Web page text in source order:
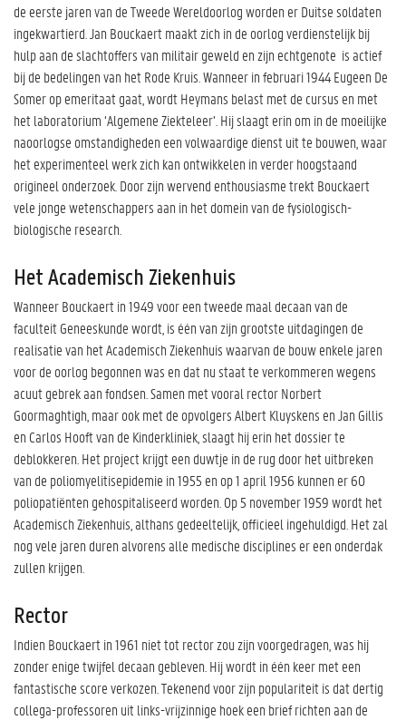
de eerste jaren van de Tweede Wereldoorlog worden er Duitse soldaten
ingekwartierd. Jan Bouckaert maakt zich in de oorlog verdienstelijk bij
hulp aan de slachtoffers van militair geweld en zijn echtgenote is actief
bij de bedelingen van het Rode Kruis. Wanneer in februari 1944 Eugeen De
Somer op emeritaat gaat, wordt Heymans belast met de cursus en met
het laboratorium ‘Algemene Ziekteleer’. Hij slaagt erin om in de moeilijke
naoorlogse omstandigheden een volwaardige dienst uit te bouwen, waar
het experimenteel werk zich kan ontwikkelen in verder hoogstaand
origineel onderzoek. Door zijn wervend enthousiasme trekt Bouckaert
vele jonge wetenschappers aan in het domein van de fysiologisch-
biologische research.
Het Academisch Ziekenhuis
Wanneer Bouckaert in 1949 voor een tweede maal decaan van de
faculteit Geneeskunde wordt, is één van zijn grootste uitdagingen de
realisatie van het Academisch Ziekenhuis waarvan de bouw enkele jaren
voor de oorlog begonnen was en dat nu staat te verkommeren wegens
acuut gebrek aan fondsen. Samen met vooral rector Norbert
Goormaghtigh, maar ook met de opvolgers Albert Kluyskens en Jan Gillis
en Carlos Hooft van de Kinderkliniek, slaagt hij erin het dossier te
deblokkeren. Het project krijgt een duwtje in de rug door het uitbreken
van de poliomyelitisepidemie in 1955 en op 1 april 1956 kunnen er 60
poliopatiënten gehospitaliseerd worden. Op 5 november 1959 wordt het
Academisch Ziekenhuis, althans gedeeltelijk, officieel ingehuldigd. Het zal
nog vele jaren duren alvorens alle medische disciplines er een onderdak
zullen krijgen.
Rector
Indien Bouckaert in 1961 niet tot rector zou zijn voorgedragen, was hij
zonder enige twijfel decaan gebleven. Hij wordt in één keer met een
fantastische score verkozen. Tekenend voor zijn populariteit is dat dertig
collega-professoren uit links-vrijzinnige hoek een brief richten aan de